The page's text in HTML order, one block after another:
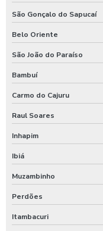
Sulfato de alumínio para
Sulfato de alumínio
Tarifador de banho para
Tarifador para calibrador
Tarifador para calibrador
Tarifador para calibrador
Tarifador para calibrador
Temporizador de banho
Temporizador de chuveiro
São Gonçalo do Sapucaí
Belo Oriente
São João do Paraíso
Bambuí
Carmo do Cajuru
Raul Soares
Inhapim
Ibiá
Muzambinho
Perdões
Itambacuri